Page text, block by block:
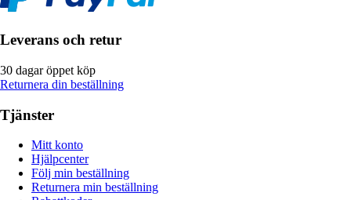
Leverans och retur
30 dagar öppet köp
Returnera din beställning
Tjänster
Mitt konto
Hjälpcenter
Följ min beställning
Returnera min beställning